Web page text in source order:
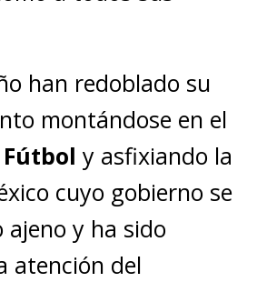
redoblado su
montándose en el
y asfixiando la
cuyo gobierno se
ajeno y ha sido
atención del